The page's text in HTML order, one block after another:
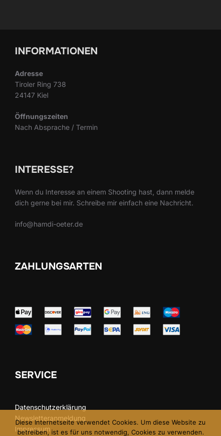
INFORMATIONEN
Adresse
Tiroler Ring 738
24147 Kiel
Öffnungszeiten
Nach Absprache / Termin
INTERESSE?
Wenn du Interesse an einem Shooting hast, dann melde
dich gerne bei mir. Schreibe mir einfach eine Nachricht.
info@hamdi-oeter.de
ZAHLUNGSARTEN
SERVICE
Datenschutzerklärung
Newsletteranmeldung
Impressum
Diese Internetseite verwendet Cookies. Um diese Website zu
betreiben, ist es für uns notwendig, Cookies zu verwenden.